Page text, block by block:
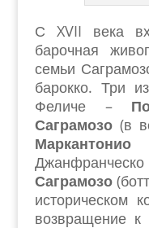
С XVII века
барочная
семьи
барокко. Три
Феличе –
Саграмозо (в
Саграмозо
историческом
возвращение к